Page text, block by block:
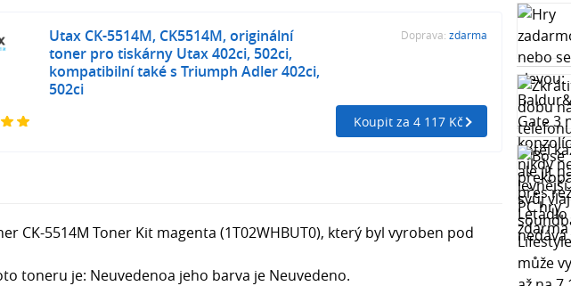
Utax CK-5514M, CK5514M, originální
toner pro tiskárny Utax 402ci, 502ci,
kompatibilní také s Triumph Adler 402ci,
502ci
Doprava: zdarma
Koupit za 4 117 Kč
CK-5514M Toner Kit magenta (1T02WHBUT0), který byl vyroben pod
toneru je: Neuvedenoa jeho barva je Neuvedeno.